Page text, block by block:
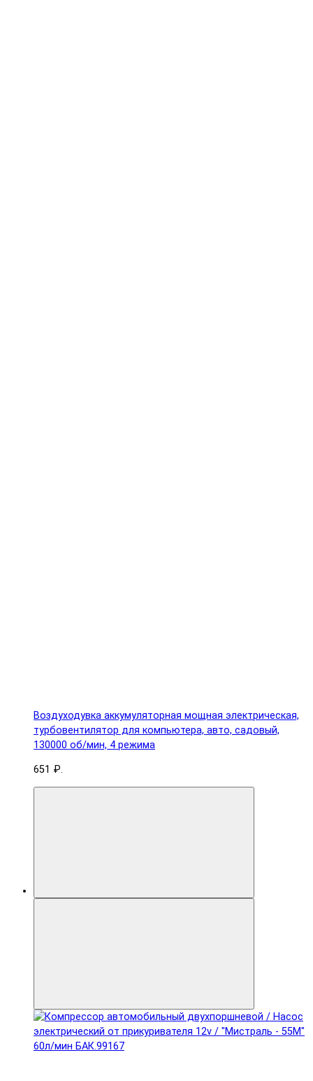
Воздуходувка аккумуляторная мощная электрическая,
турбовентилятор для компьютера, авто, садовый,
130000 об/мин, 4 режима
651 ₽.